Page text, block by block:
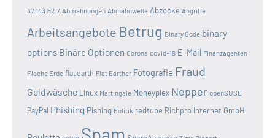
37.143.52.7 Abmahnungen Abmahnwelle Abzocke Angriffe
Arbeitsangebote Betrug Binary Code binary
options Binäre Optionen Corona covid-19 E-Mail Finanzagenten
Flache Erde flat earth Flat Earther Fotografie Fraud
Geldwäsche Linux Martingale Moneyplex Nepper openSUSE
PayPal Phishing Pishing Politik redtube Richpro Internet GmbH